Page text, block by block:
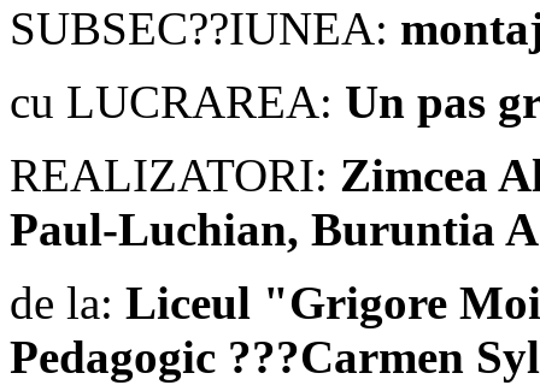
SUBSEC??IUNEA:
cu LUCRAREA: Un pas
REALIZATORI: Zimcea
Paul-Luchian, Buruntia
de la: Liceul "Grigore
Pedagogic ???Carmen